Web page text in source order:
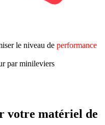
le niveau de performance
par minileviers
votre matériel de